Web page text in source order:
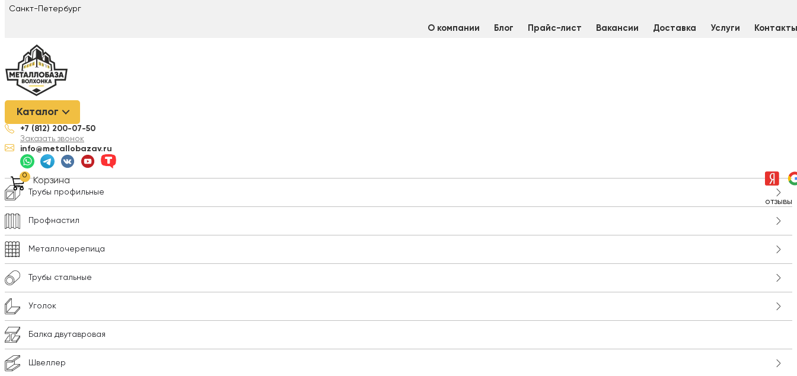
Санкт-Петербург
О компании Блог Прайс-лист Вакансии Доставка Услуги Контакты
Каталог
+7 (812) 200-07-50
Заказать звонок
info@metallobazav.ru
Корзина
0
отзывы
Металлобаза Волхонка
Арматура
Композитная арматура
Трубы профильные
Профнастил
Металлочерепица
Трубы стальные
Уголок
Балка двутавровая
Швеллер